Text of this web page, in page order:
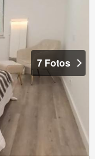
7 Fotos